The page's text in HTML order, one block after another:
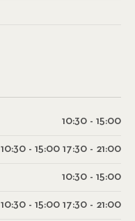
10:30 - 15:00
10:30 - 15:00 17:30 - 21:00
10:30 - 15:00
10:30 - 15:00 17:30 - 21:00